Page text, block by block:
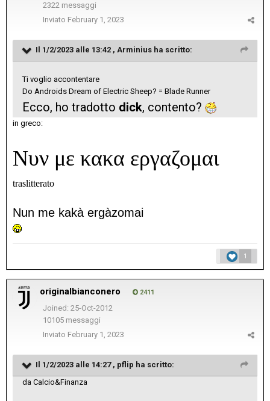
2322 messaggi
Inviato February 1, 2023
Il 1/2/2023 alle 13:42 , Arminius ha scritto:
Ti voglio accontentare
Do Androids Dream of Electric Sheep? = Blade Runner
Ecco, ho tradotto dick, contento?
in greco:
Νυν με κακα εργαζομαι
traslitterato
Nun me kakà ergàzomai
1
originalbianconero 2411
Joined: 25-Oct-2012
10105 messaggi
Inviato February 1, 2023
Il 1/2/2023 alle 14:27 , pflip ha scritto:
da Calcio&Finanza